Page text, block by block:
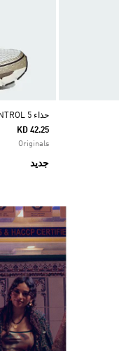
حذاء ADISTAR CONTROL 5
KD 42.25
Originals
جديد